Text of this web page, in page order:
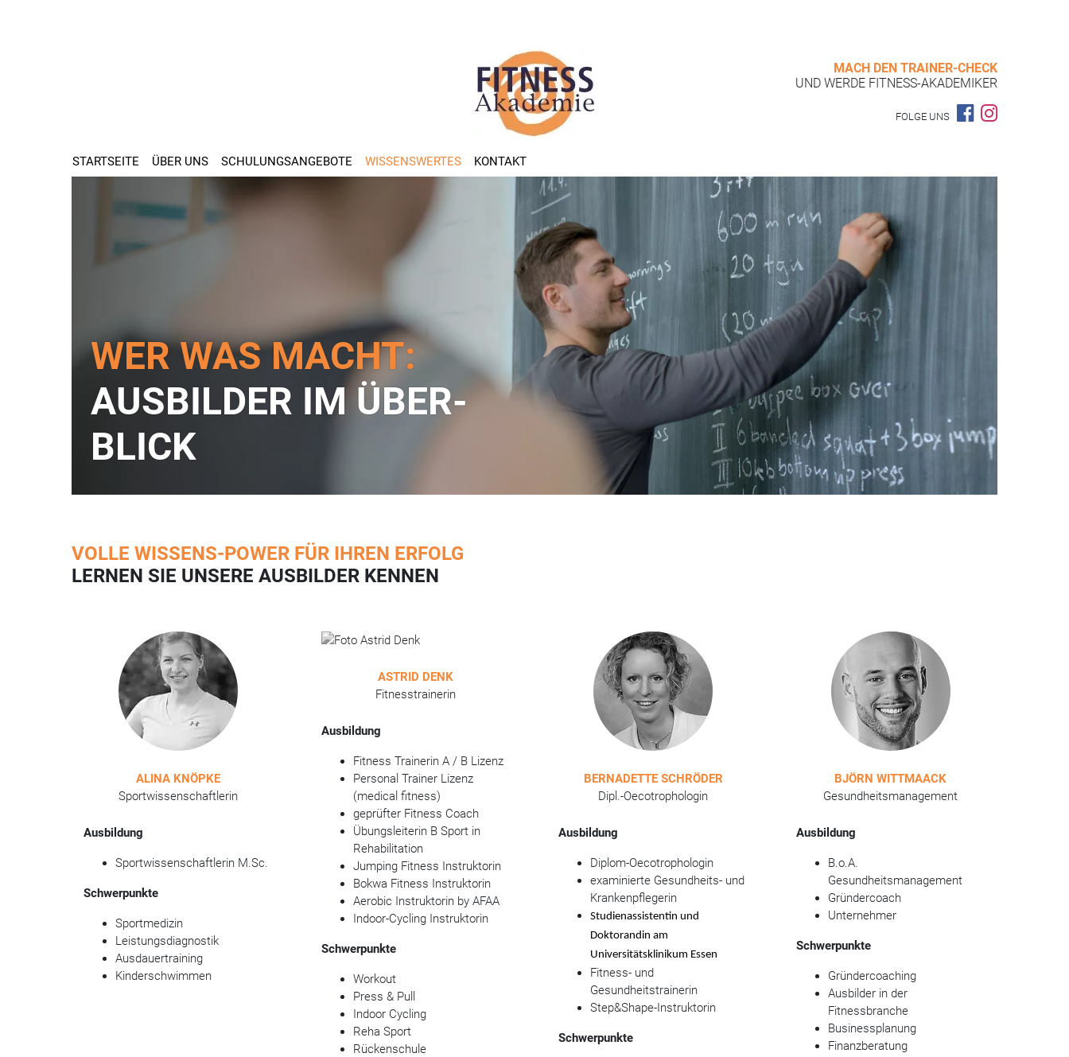
MACH DEN TRAINER-CHECK
UND WERDE FITNESS-AKADEMIKER
FOLGE UNS
STARTSEITE ÜBER UNS SCHULUNGSANGEBOTE (CURRENT)
WISSENSWERTES KONTAKT
WER WAS MACHT:
AUSBILDER IM ÜBER­
BLICK
VOLLE WISSENS-POWER FÜR IHREN ERFOLG
LERNEN SIE UNSERE AUSBILDER KENNEN
ALINA KNÖPKE
Sportwissenschaftlerin
Ausbildung
Sportwissenschaftlerin M.Sc.
Schwerpunkte
Sportmedizin
Leistungsdiagnostik
Ausdauertraining
Kinderschwimmen
ASTRID DENK
Fitnesstrainerin
Ausbildung
Fitness Trainerin A / B Lizenz
Personal Trainer Lizenz
(medical fitness)
geprüfter Fitness Coach
Übungsleiterin B Sport in
Rehabilitation
Jumping Fitness Instruktorin
Bokwa Fitness Instruktorin
Aerobic Instruktorin by AFAA
Indoor-Cycling Instruktorin
Schwerpunkte
Workout
Press & Pull
Indoor Cycling
Reha Sport
Rückenschule
BERNADETTE SCHRÖDER
Dipl.-Oecotrophologin
Ausbildung
Diplom-Oecotrophologin
examinierte Gesundheits- und
Krankenpflegerin
Studienassistentin und
Doktorandin am
Universitätsklinikum Essen
Fitness- und
Gesundheitstrainerin
Step&Shape-Instruktorin
Schwerpunkte
BJÖRN WITTMAACK
Gesundheitsmanagement
Ausbildung
B.o.A.
Gesundheitsmanagement
Gründercoach
Unternehmer
Schwerpunkte
Gründercoaching
Ausbilder in der
Fitnessbranche
Businessplanung
Finanzberatung